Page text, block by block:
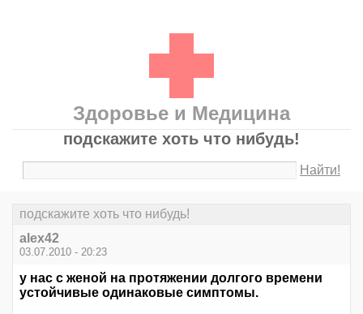
Здоровье и Медицина
подскажите хоть что нибудь!
Найти!
подскажите хоть что нибудь!
alex42
03.07.2010 - 20:23
у нас с женой на протяжении долгого времени
устойчивые одинаковые симптомы.